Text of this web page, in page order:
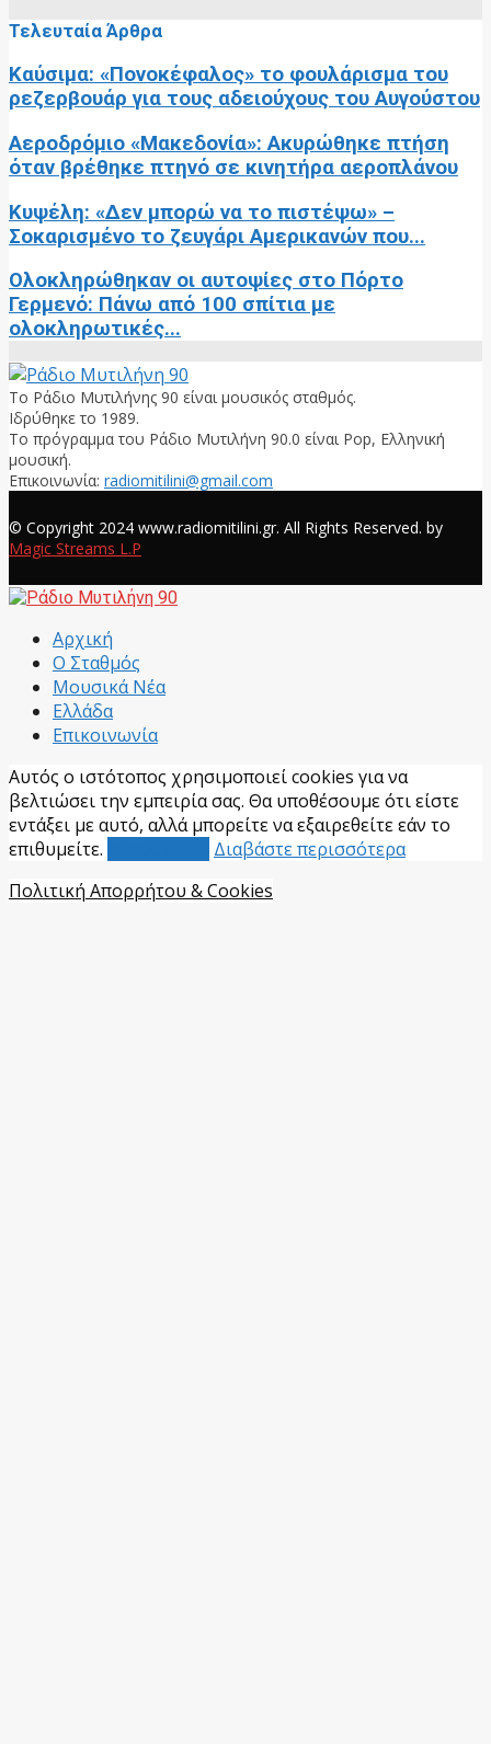
Τελευταία Άρθρα
Καύσιμα: «Πονοκέφαλος» το φουλάρισμα του
ρεζερβουάρ για τους αδειούχους του Αυγούστου
Αεροδρόμιο «Μακεδονία»: Ακυρώθηκε πτήση
όταν βρέθηκε πτηνό σε κινητήρα αεροπλάνου
Κυψέλη: «Δεν μπορώ να το πιστέψω» –
Σοκαρισμένο το ζευγάρι Αμερικανών που...
Ολοκληρώθηκαν οι αυτοψίες στο Πόρτο
Γερμενό: Πάνω από 100 σπίτια με
ολοκληρωτικές...
Το Ράδιο Μυτιλήνης 90 είναι μουσικός σταθμός.
Ιδρύθηκε το 1989.
Το πρόγραμμα του Ράδιο Μυτιλήνη 90.0 είναι Pop, Ελληνική
μουσική.
Επικοινωνία: radiomitilini@gmail.com
© Copyright 2024 www.radiomitilini.gr. All Rights Reserved. by
Magic Streams L.P
Αρχική
Ο Σταθμός
Μουσικά Νέα
Ελλάδα
Επικοινωνία
Αυτός ο ιστότοπος χρησιμοποιεί cookies για να
βελτιώσει την εμπειρία σας. Θα υποθέσουμε ότι είστε
εντάξει με αυτό, αλλά μπορείτε να εξαιρεθείτε εάν το
επιθυμείτε.
Διαβάστε περισσότερα
Πολιτική Απορρήτου & Cookies